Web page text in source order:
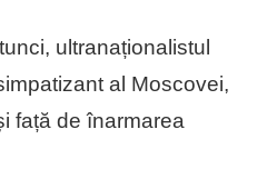
ultranaționalistul
al Moscovei,
față de înarmarea